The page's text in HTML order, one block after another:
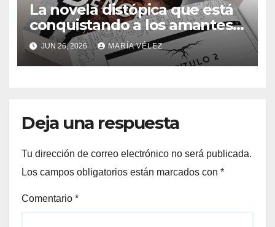
La novela distópica que está
conquistando a los amantes
del romance y la ciencia
ficción: así es Sin dueños ni
señores
JUN 26, 2026 MARÍA VÉLEZ
Deja una respuesta
Tu dirección de correo electrónico no será publicada.
Los campos obligatorios están marcados con *
Comentario *